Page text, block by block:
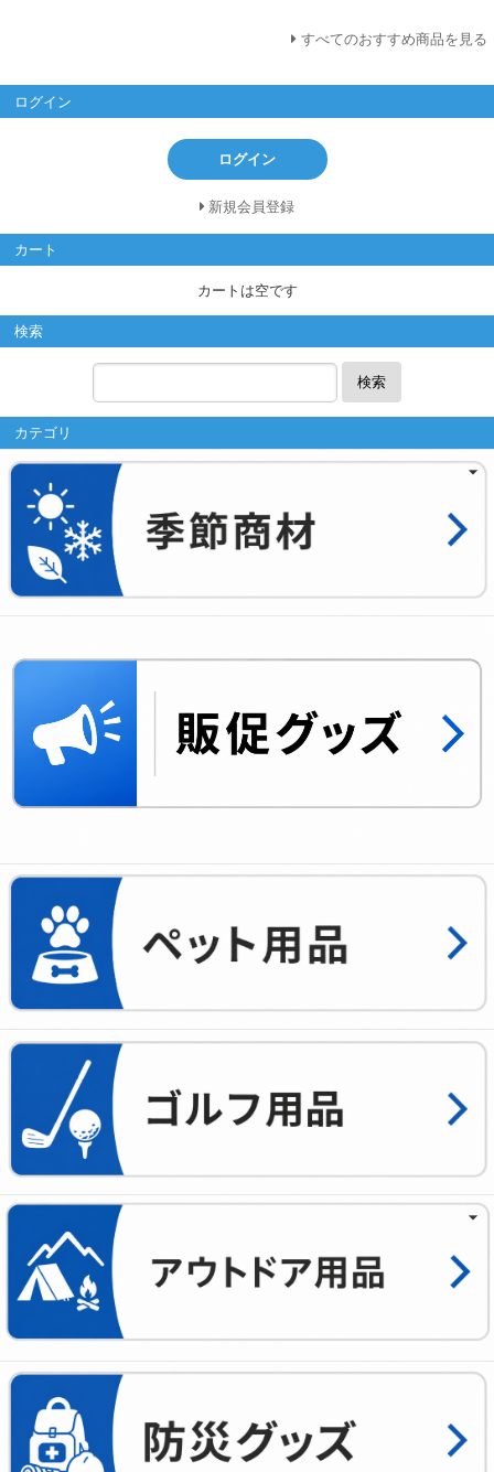
すべてのおすすめ商品を見る
ログイン
ログイン
新規会員登録
カート
カートは空です
検索
検索
カテゴリ